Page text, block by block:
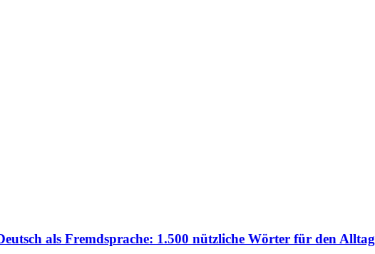
als Fremdsprache: 1.500 nützliche Wörter für den Alltag